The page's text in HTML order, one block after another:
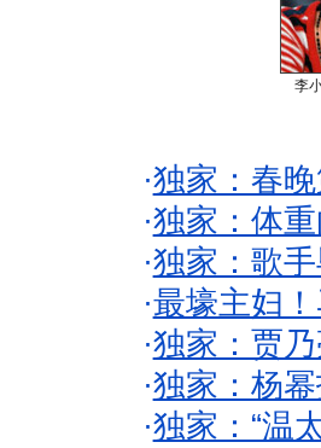
李
·独家：春
·独家：体
·独家：歌
·最壕主妇
·独家：贾
·独家：杨
·独家：“温